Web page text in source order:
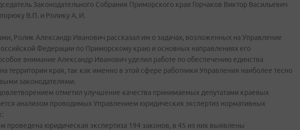
Законодательного Собрания Приморского края Горчаков Виктор Васильевич
В.П. и Ролику А. И.
Ролик Александр Иванович рассказал им о задачах, возложенных на Управление
Федерации по Приморскому краю и основных направлениях его
внимание Александр Иванович уделил работе по обеспечению единства
территории края, так как именно в этой сфере работники Управления наиболее тесно
законодателями.
отметил улучшение качества принимаемых депутатами краевых
анализом проводимых Управлением юридических экспертиз нормативных
проведена юридическая экспертиза 194 законов, в 45 из них выявлены